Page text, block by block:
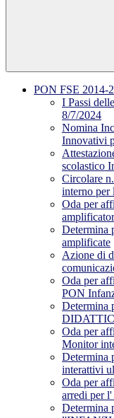
PON FSE 2014-
I Passi
8/7/2024
Nomina
Innovativi
scolastico
Circolare
interno per
Oda per
Determina
amplificate
Azione di
Oda per
PON
Determina
Oda per
Monitor
Determina
interattivi
Oda per
arredi per
Determina